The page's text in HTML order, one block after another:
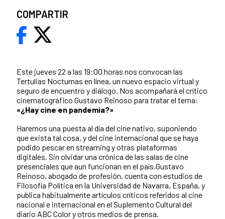
Este jueves 22 a las 19:00 horas nos convocan las
Tertulias Nocturnas en línea, un nuevo espacio virtual y
seguro de encuentro y diálogo. Nos acompañará el crítico
cinematográfico Gustavo Reinoso para tratar el tema:
«¿Hay cine en pandemia?»
Haremos una puesta al día del cine nativo, suponiendo
que exista tal cosa, y del cine internacional que se haya
podido pescar en streaming y otras plataformas
digitales. Sin olvidar una crónica de las salas de cine
presenciales que aun funcionan en el país.Gustavo
Reinoso, abogado de profesión, cuenta con estudios de
Filosofía Política en la Universidad de Navarra, España, y
publica habitualmente artículos críticos referidos al cine
nacional e internacional en el Suplemento Cultural del
diario ABC Color y otros medios de prensa.
COMPARTIR